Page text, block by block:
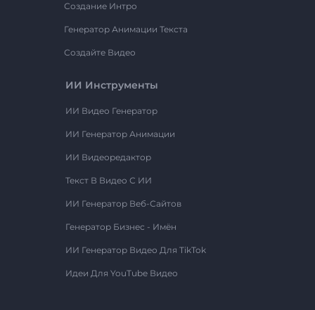
Создание Интро
Генератор Анимации Текста
Создайте Видео
ИИ Инструменты
ИИ Видео Генератор
ИИ Генератор Анимации
ИИ Видеоредактор
Текст В Видео С ИИ
ИИ Генератор Веб-Сайтов
Генератор Бизнес - Имён
ИИ Генератор Видео Для TikTok
Идеи Для YouTube Видео